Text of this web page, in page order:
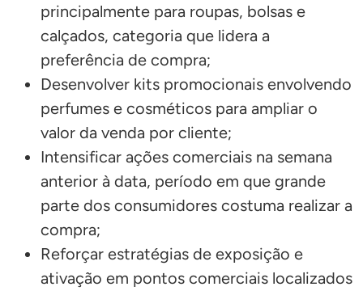
principalmente para roupas, bolsas e
calçados, categoria que lidera a
preferência de compra;
Desenvolver kits promocionais envolvendo
perfumes e cosméticos para ampliar o
valor da venda por cliente;
Intensificar ações comerciais na semana
anterior à data, período em que grande
parte dos consumidores costuma realizar a
compra;
Reforçar estratégias de exposição e
ativação em pontos comerciais localizados